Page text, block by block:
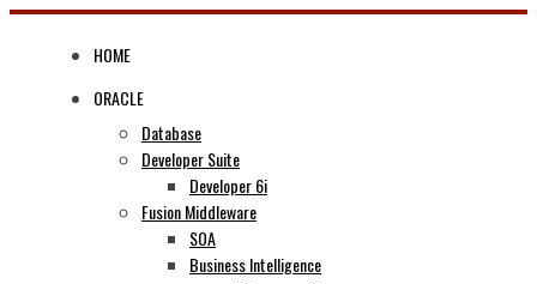
Skip
HOME
ORACLE
Database
Developer Suite
Developer 6i
Fusion Middleware
SOA
Business Intelligence